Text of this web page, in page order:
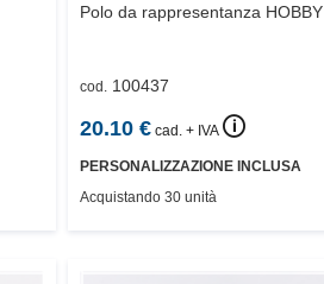
Polo da rappresentanza HOBBY
cod. 100437
20.10€ cad. + IVA 🛈
PERSONALIZZAZIONE INCLUSA
Acquistando 30 unità